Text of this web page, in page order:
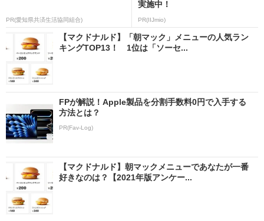
PR(愛知県共済生活協同組合)
実施中！
PR(IIJmio)
【マクドナルド】「朝マック」メニューの人気ラン
キングTOP13！ 1位は「ソーセ...
FPが解説！Apple製品を分割手数料0円で入手する
方法とは？
PR(Fav-Log)
【マクドナルド】朝マックメニューであなたが一番
好きなのは？【2021年版アンケー...